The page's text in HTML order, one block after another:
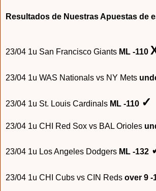
Resultados de Nuestras Apuestas de
23/04 1u San Francisco Giants ML -110
23/04 1u WAS Nationals vs NY Mets
23/04 1u St. Louis Cardinals ML -110 ✓
23/04 1u CHI Red Sox vs BAL Orioles
23/04 1u Los Angeles Dodgers ML -132
23/04 1u CHI Cubs vs CIN Reds over 9 -